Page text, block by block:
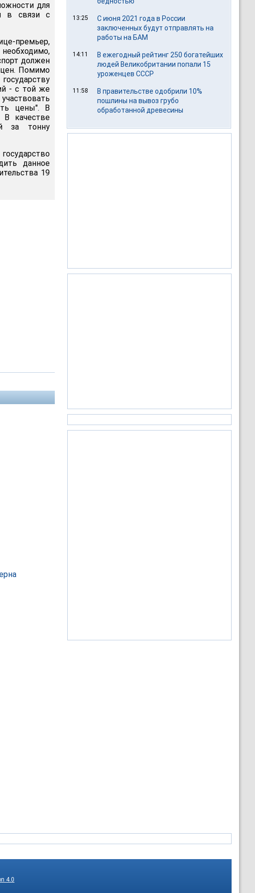
для
в связи с
премьер,
должен
цен. Помимо
- с той же
цены". В
В качестве
за тонну
данное
19
13:25
С июня 2021 года в России
заключенных будут отправлять на
работы на БАМ
14:11
В ежегодный рейтинг 250 богатейших
людей Великобритании попали 15
уроженцев СССР
11:58
В правительстве одобрили 10%
пошлины на вывоз грубо
обработанной древесины
4.0